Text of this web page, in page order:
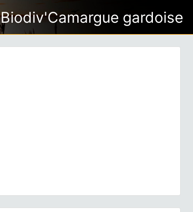
Biodiv'Camargue gardoise